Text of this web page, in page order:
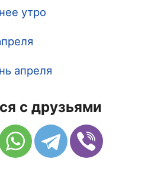
утро
апреля
с друзьями